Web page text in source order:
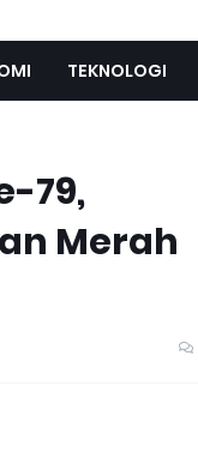
TEKNOLOGI
79,
Merah